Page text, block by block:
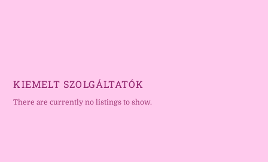
KIEMELT SZOLGÁLTATÓK
There are currently no listings to show.